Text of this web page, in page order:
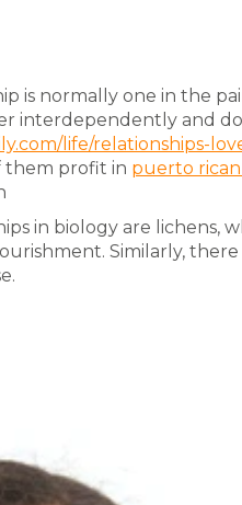
is normally one in the
interdependently and
life/relationships-
them profit in puerto
in biology are lichens,
Similarly,